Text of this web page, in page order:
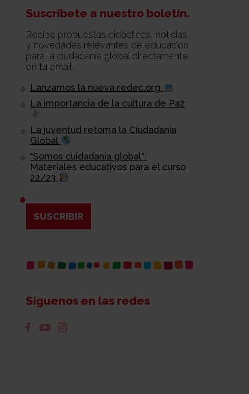
Suscríbete a nuestro boletín.
Recibe propuestas didácticas, noticias
y novedades relevantes de educación
para la ciudadanía global directamente
en tu email.
Lanzamos la nueva redec.org
La importancia de la cultura de Paz
La juventud retoma la Ciudadanía
Global
"Somos cuidadanía global":
Materiales educativos para el curso
22/23
SUSCRIBIR
Síguenos en las redes